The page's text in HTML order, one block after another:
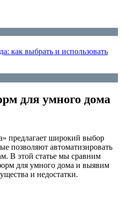
как выбрать и использовать
для умного дома
предлагает широкий выбор
позволяют автоматизировать
В этой статье мы сравним
для умного дома и выявим
и недостатки.